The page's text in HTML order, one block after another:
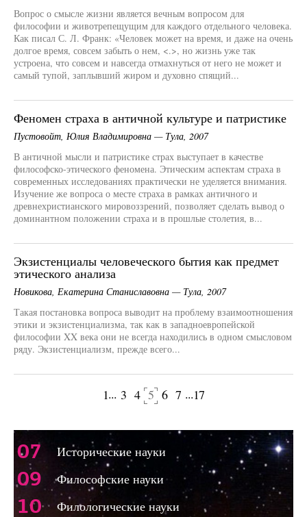
Вопрос о смысле жизни является вечным вопросом для
философии и животрепещущим для каждого отдельного человека.
Как писал С. Л. Франк: «Человек может на время, и даже на очень
долгое время, совсем забыть о нем, <.>, но жизнь уже так
устроена, что совсем и навсегда отмахнуться от него не может и
самый тупой, заплывший жиром и духовно спящий...
Феномен страха в античной культуре и патристике
Пустовойт, Юлия Владимировна — Тула, 2007
В античной мысли и патристике страх выступает в качестве
философско-этического феномена. Этическим аспектам страха в
современных исследованиях практически не уделяется внимания.
Изучение же вопроса о месте страха в рамках античного и
древнехристианского мировоззрений, позволяет сделать вывод о
доминантном положении страха и в прошлые столетия, в...
Экзистенциалы человеческого бытия как предмет
этического анализа
Новикова, Екатерина Станиславовна — Тула, 2007
Такая постановка вопроса выводит на проблему взаимоотношения
этики и экзистенциализма, так как в западноевропейской
философии XX века они не всегда находились в одном смысловом
ряду. Экзистенциализм, прежде всего...
1... 3 4 5 6 7 ...17
07 Исторические науки
09 Философские науки
10 Филологические науки